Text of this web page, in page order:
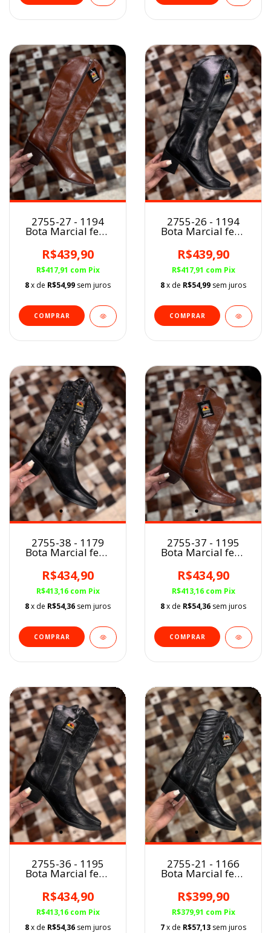
2755-27 - 1194
Bota Marcial fem.
R$439,90
R$417,91 com Pix
8x de R$54,99 sem juros
COMPRAR
2755-26 - 1194
Bota Marcial fem.
R$439,90
R$417,91 com Pix
8x de R$54,99 sem juros
COMPRAR
2755-38 - 1179
Bota Marcial fem.
R$434,90
R$413,16 com Pix
8x de R$54,36 sem juros
COMPRAR
2755-37 - 1195
Bota Marcial fem.
R$434,90
R$413,16 com Pix
8x de R$54,36 sem juros
COMPRAR
2755-36 - 1195
Bota Marcial fem.
R$434,90
R$413,16 com Pix
8x de R$54,36 sem juros
2755-21 - 1166
Bota Marcial fem.
R$399,90
R$379,91 com Pix
7x de R$57,13 sem juros